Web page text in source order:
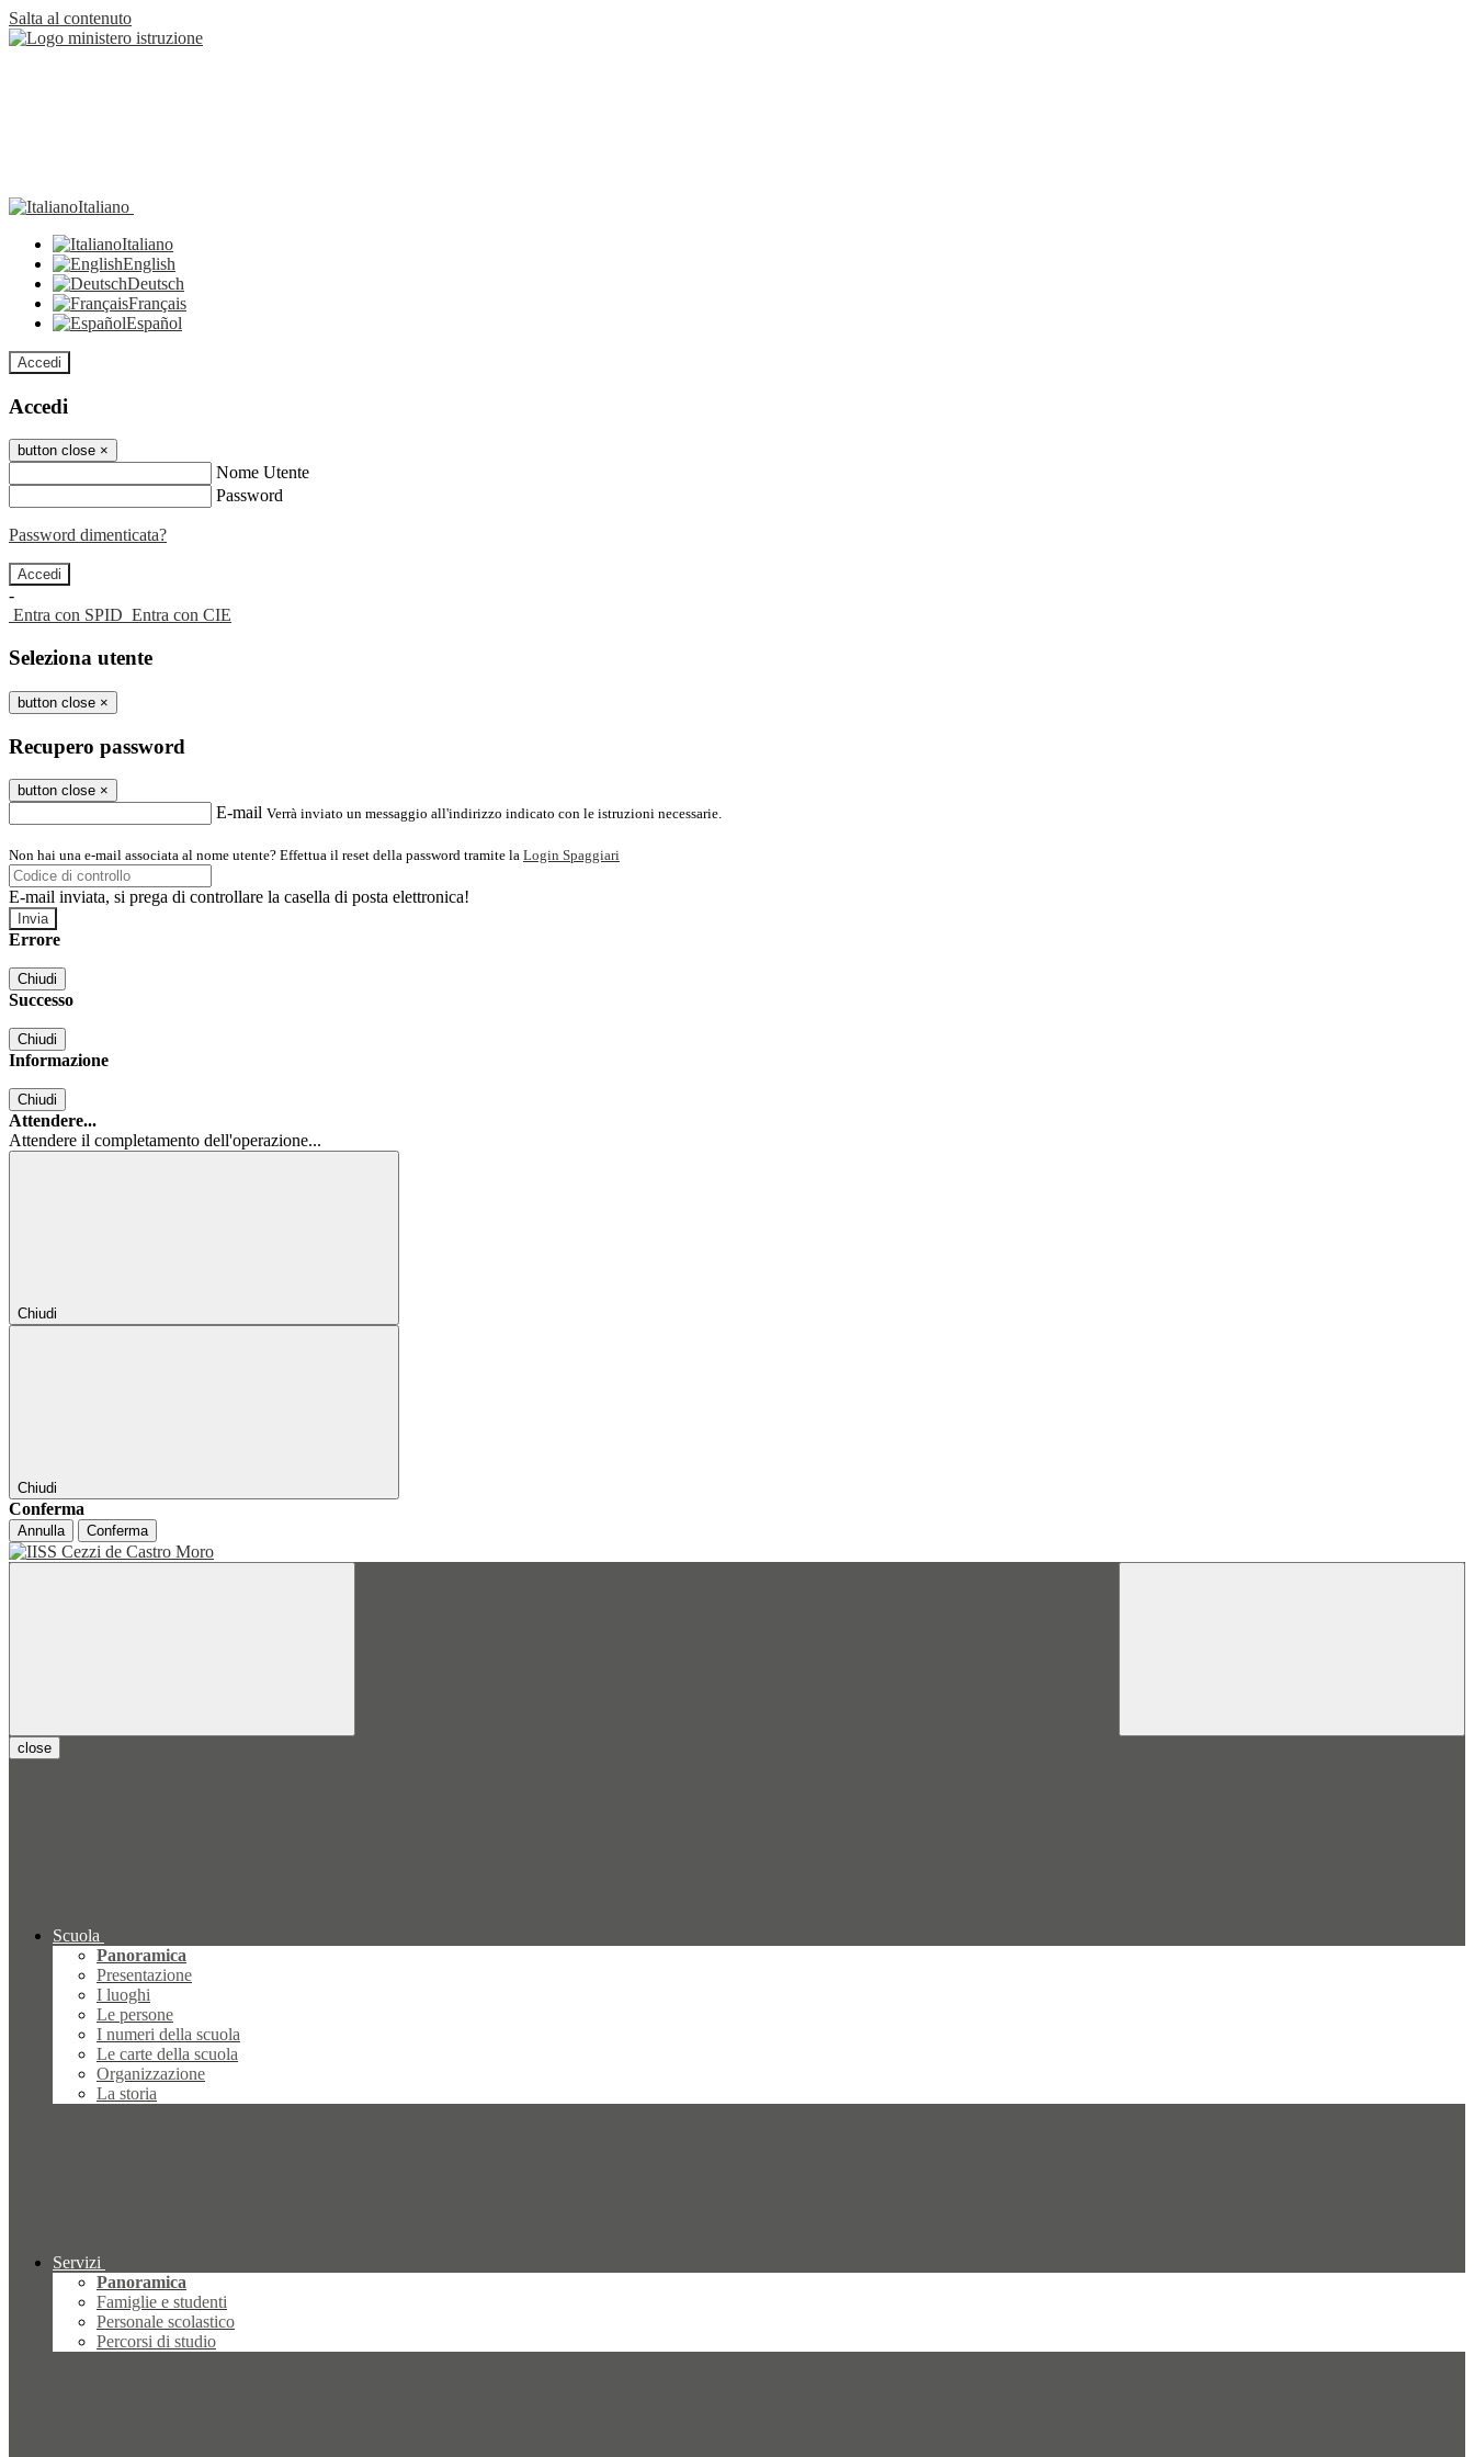
Salta al contenuto
Italiano
Italiano
English
Deutsch
Français
Español
Accedi
Accedi
button close ×
Nome Utente
Password
Password dimenticata?
-
Entra con SPID Entra con CIE
Seleziona utente
button close ×
Recupero password
button close ×
E-mail Verrà inviato un messaggio all'indirizzo indicato con le istruzioni necessarie.
Non hai una e-mail associata al nome utente? Effettua il reset della password tramite la Login Spaggiari
E-mail inviata, si prega di controllare la casella di posta elettronica!
Errore
Chiudi
Successo
Chiudi
Informazione
Chiudi
Attendere...
Attendere il completamento dell'operazione...
Chiudi
Chiudi
Conferma
Annulla Conferma
close
Scuola
Panoramica
Presentazione
I luoghi
Le persone
I numeri della scuola
Le carte della scuola
Organizzazione
La storia
Servizi
Panoramica
Famiglie e studenti
Personale scolastico
Percorsi di studio